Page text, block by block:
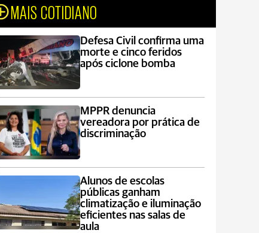
MAIS COTIDIANO
Defesa Civil confirma uma
morte e cinco feridos
após ciclone bomba
MPPR denuncia
vereadora por prática de
discriminação
Alunos de escolas
públicas ganham
climatização e iluminação
eficientes nas salas de
aula